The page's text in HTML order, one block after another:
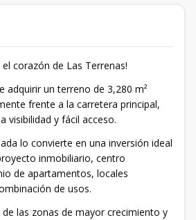
corazón de Las Terrenas!
adquirir un terreno de 3,280 m²
frente a la carretera principal,
visibilidad y fácil acceso.
lo convierte en una inversión ideal
inmobiliario, centro
de apartamentos, locales
de usos.
de las zonas de mayor crecimiento y